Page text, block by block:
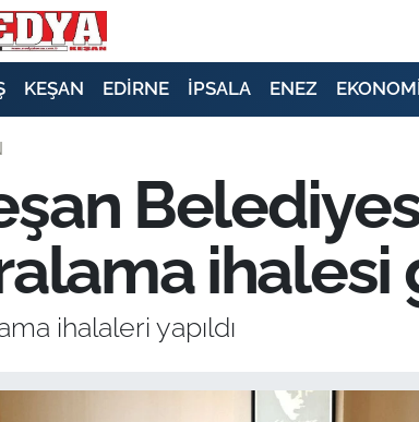
KEŞAN EDİRNE İPSALA ENEZ
ihalaleri yapıldı